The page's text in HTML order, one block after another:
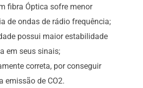
fibra Óptica sofre menor
de ondas de rádio frequência;
possui maior estabilidade
em seus sinais;
correta, por conseguir
emissão de CO2.